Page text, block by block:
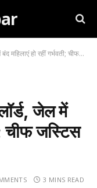
रहीं गर्भवती; चीफ जस्टिस से गुजारिश…
जेल में
चीफ जस्टिस
3 MINS READ